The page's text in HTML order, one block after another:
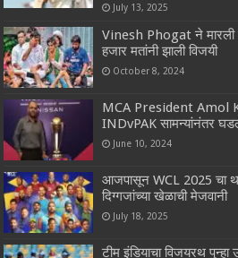
July 13, 2025
Vinesh Phogat ने मारली
हजार मतांनी झाली विजयी
October 8, 2024
MCA President Amol
INDvPAK सामन्यांनंतर
June 10, 2024
आजपासून WCL 2025 चा
दिग्गजांच्या खेळाची मेजवानी
July 18, 2025
टीम इंडियाचा विजयरथ